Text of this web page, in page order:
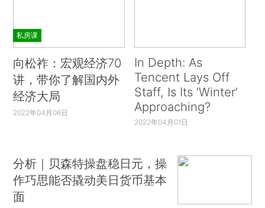
私房课
向松祚：宏观经济70
讲，带你了解国内外
经济大局
2022年04月06日
In Depth: As
Tencent Lays Off
Staff, Is Its ‘Winter’
Approaching?
2022年04月01日
分析｜贝森特操盘稳日元，操
作巧思能否撬动美日货币基本
面